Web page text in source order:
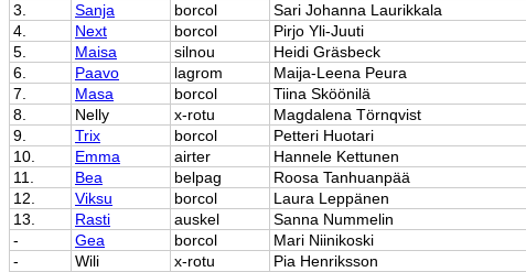
3.
Sanja borcol Sari Johanna Laurikkala
4.
Next borcol Pirjo Yli-Juuti
5.
Maisa silnou Heidi Gräsbeck
6.
Paavo lagrom Maija-Leena Peura
7.
Masa borcol Tiina Sköönilä
8.
Nelly x-rotu Magdalena Törnqvist
9.
Trix borcol Petteri Huotari
10.
Emma airter Hannele Kettunen
11.
Bea belpag Roosa Tanhuanpää
12.
Viksu borcol Laura Leppänen
13.
Rasti auskel Sanna Nummelin
-
Gea borcol Mari Niinikoski
-
Wili x-rotu Pia Henriksson